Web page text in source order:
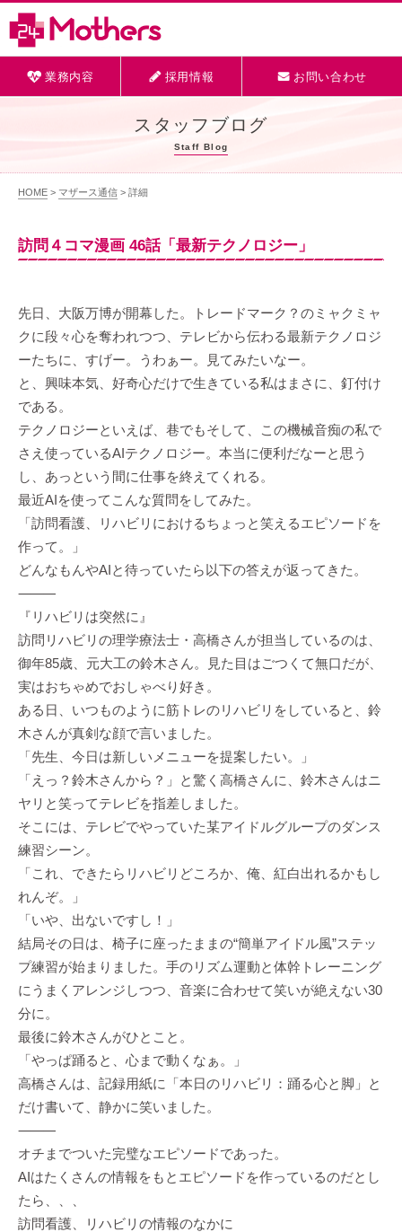
業務内容 採用情報 お問い合わせ
スタッフブログ
Staff Blog
HOME > マザース通信 > 詳細
訪問４コマ漫画 46話「最新テクノロジー」
先日、大阪万博が開幕した。トレードマーク？のミャクミャ
クに段々心を奪われつつ、テレビから伝わる最新テクノロジ
ーたちに、すげー。うわぁー。見てみたいなー。
と、興味本気、好奇心だけで生きている私はまさに、釘付け
である。
テクノロジーといえば、巷でもそして、この機械音痴の私で
さえ使っているAIテクノロジー。本当に便利だなーと思う
し、あっという間に仕事を終えてくれる。
最近AIを使ってこんな質問をしてみた。
「訪問看護、リハビリにおけるちょっと笑えるエピソードを
作って。」
どんなもんやAIと待っていたら以下の答えが返ってきた。
⸻
『リハビリは突然に』
訪問リハビリの理学療法士・高橋さんが担当しているのは、
御年85歳、元大工の鈴木さん。見た目はごつくて無口だが、
実はおちゃめでおしゃべり好き。
ある日、いつものように筋トレのリハビリをしていると、鈴
木さんが真剣な顔で言いました。
「先生、今日は新しいメニューを提案したい。」
「えっ？鈴木さんから？」と驚く高橋さんに、鈴木さんはニ
ヤリと笑ってテレビを指差しました。
そこには、テレビでやっていた某アイドルグループのダンス
練習シーン。
「これ、できたらリハビリどころか、俺、紅白出れるかもし
れんぞ。」
「いや、出ないですし！」
結局その日は、椅子に座ったままの“簡単アイドル風”ステッ
プ練習が始まりました。手のリズム運動と体幹トレーニング
にうまくアレンジしつつ、音楽に合わせて笑いが絶えない30
分に。
最後に鈴木さんがひとこと。
「やっぱ踊ると、心まで動くなぁ。」
高橋さんは、記録用紙に「本日のリハビリ：踊る心と脚」と
だけ書いて、静かに笑いました。
⸻
オチまでついた完璧なエピソードであった。
AIはたくさんの情報をもとエピソードを作っているのだとし
たら、、、
訪問看護、リハビリの情報のなかに